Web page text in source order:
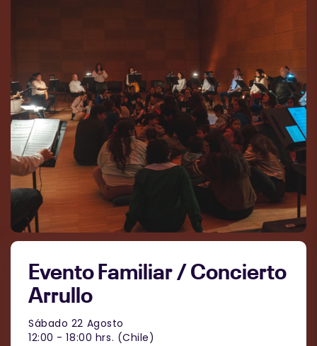
Evento Familiar / Concierto
Arrullo
Sábado 22 Agosto
12:00 - 18:00 hrs. (Chile)